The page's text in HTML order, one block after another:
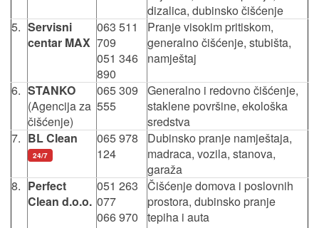
dizalica, dubinsko čišćenje
5. Servisni
centar MAX
063 511
709
051 346
890
Pranje visokim pritiskom,
generalno čišćenje, stubišta,
namještaj
6. STANKO
(Agencija za
čišćenje)
065 309
555
Generalno i redovno čišćenje,
staklene površine, ekološka
sredstva
7. BL Clean
24/7
065 978
124
Dubinsko pranje namještaja,
madraca, vozila, stanova,
garaža
8. Perfect
Clean d.o.o.
051 263
077
066 970
Čišćenje domova i poslovnih
prostora, dubinsko pranje
tepiha i auta